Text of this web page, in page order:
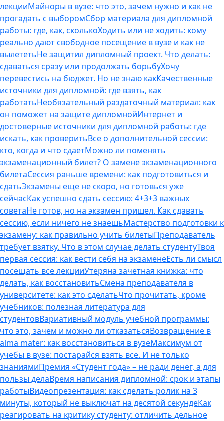
лекцииМайноры в вузе: что это, зачем нужно и как не
прогадать с выборомСбор материала для дипломной
работы: где, как, сколькоХодить или не ходить: кому
реально дают свободное посещение в вузе и как не
вылететьНе защитил дипломный проект. Что делать:
сдаваться сразу или продолжать борьбуХочу
перевестись на бюджет. Но не знаю какКачественные
источники для дипломной: где взять, как
работатьНеобязательный раздаточный материал: как
он поможет на защите дипломнойИнтернет и
достоверные источники для дипломной работы: где
искать, как проверитьВсе о дополнительной сессии:
кто, когда и что сдаетМожно ли поменять
экзаменационный билет? О замене экзаменационного
билетаСессия раньше времени: как подготовиться и
сдатьЭкзамены еще не скоро, но готовься уже
сейчасКак успешно сдать сессию: 4+3+3 важных
советаНе готов, но на экзамен пришел. Как сдавать
сессию, если ничего не знаешьМастерство подготовки к
экзамену: как правильно учить билетыПреподаватель
требует взятку. Что в этом случае делать студентуТвоя
первая сессия: как вести себя на экзаменеЕсть ли смысл
посещать все лекцииУтеряна зачетная книжка: что
делать, как восстановитьСмена преподавателя в
университете: как это сделатьЧто прочитать, кроме
учебников: полезная литература для
студентовВариативный модуль учебной программы:
что это, зачем и можно ли отказатьсяВозвращение в
alma mater: как восстановиться в вузеМаксимум от
учебы в вузе: постарайся взять все. И не только
знаниямиПремия «Студент года» – не ради денег, а для
пользы делаВремя написания дипломной: срок и этапы
работыВидеопрезентация: как сделать ролик на 3
минуты, который не выключат на десятой секундеКак
реагировать на критику студенту: отличить дельное